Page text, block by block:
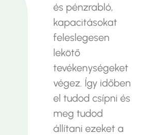
és pénzrabló,
kapacitásokat
feleslegesen
lekötő
tevékenységeket
végez. Így időben
el tudod csípni és
meg tudod
állítani ezeket a